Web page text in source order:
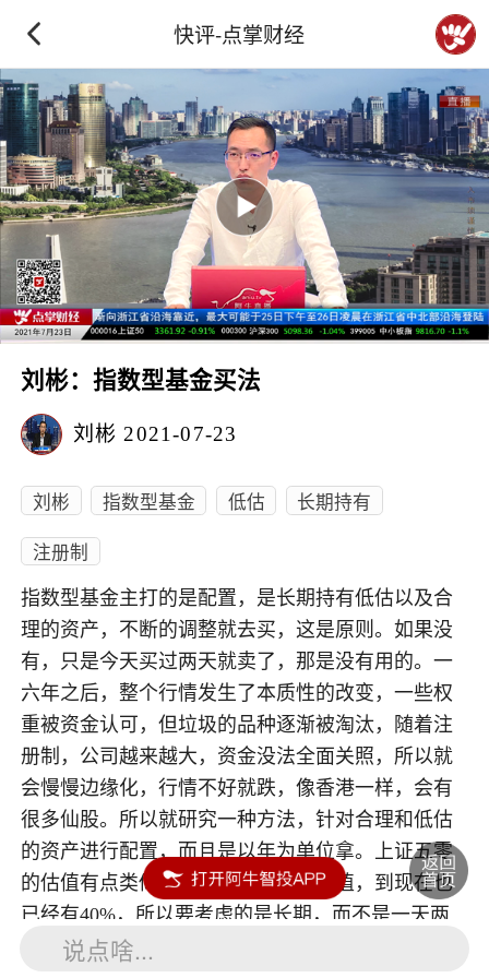
快评-点掌财经
刘彬：指数型基金买法
刘彬 2021-07-23
刘彬 指数型基金 低估
长期持有
注册制
指数型基金主打的是配置，是长期持有低估以及合
理的资产，不断的调整就去买，这是原则。如果没
有，只是今天买过两天就卖了，那是没有用的。一
六年之后，整个行情发生了本质性的改变，一些权
重被资金认可，但垃圾的品种逐渐被淘汰，随着注
册制，公司越来越大，资金没法全面关照，所以就
会慢慢边缘化，行情不好就跌，像香港一样，会有
很多仙股。所以就研究一种方法，针对合理和低估
的资产进行配置，而且是以年为单位拿。上证五零
的估值有点类似于一八年七月份的估值，到现在也
已经有40%，所以要考虑的是长期，而不是一天两
说点啥...